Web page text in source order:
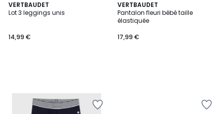
VERTBAUDET
Lot 3 leggings unis
14,99 €
VERTBAUDET
Pantalon fleuri bébé taille
élastiquée
17,99 €